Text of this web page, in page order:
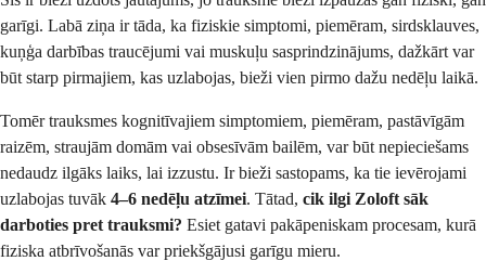
garīgi. Labā ziņa ir tāda, ka fiziskie simptomi, piemēram, sirdsklauves,
kuņģa darbības traucējumi vai muskuļu sasprindzinājums, dažkārt var
būt starp pirmajiem, kas uzlabojas, bieži vien pirmo dažu nedēļu laikā.
Tomēr trauksmes kognitīvajiem simptomiem, piemēram, pastāvīgām
raizēm, straujām domām vai obsesīvām bailēm, var būt nepieciešams
nedaudz ilgāks laiks, lai izzustu. Ir bieži sastopams, ka tie ievērojami
uzlabojas tuvāk 4–6 nedēļu atzīmei. Tātad, cik ilgi Zoloft sāk
darboties pret trauksmi? Esiet gatavi pakāpeniskam procesam, kurā
fiziska atbrīvošanās var priekšgājusi garīgu mieru.